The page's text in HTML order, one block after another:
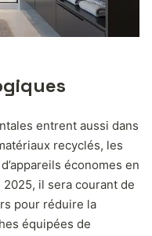
entrent aussi dans
recyclés, les
économes en
2025, il sera courant de
pour réduire la
équipées de